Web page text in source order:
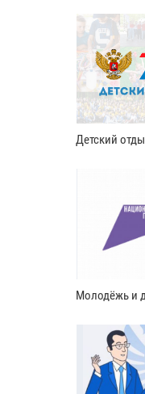
Детский
Молодёжь и